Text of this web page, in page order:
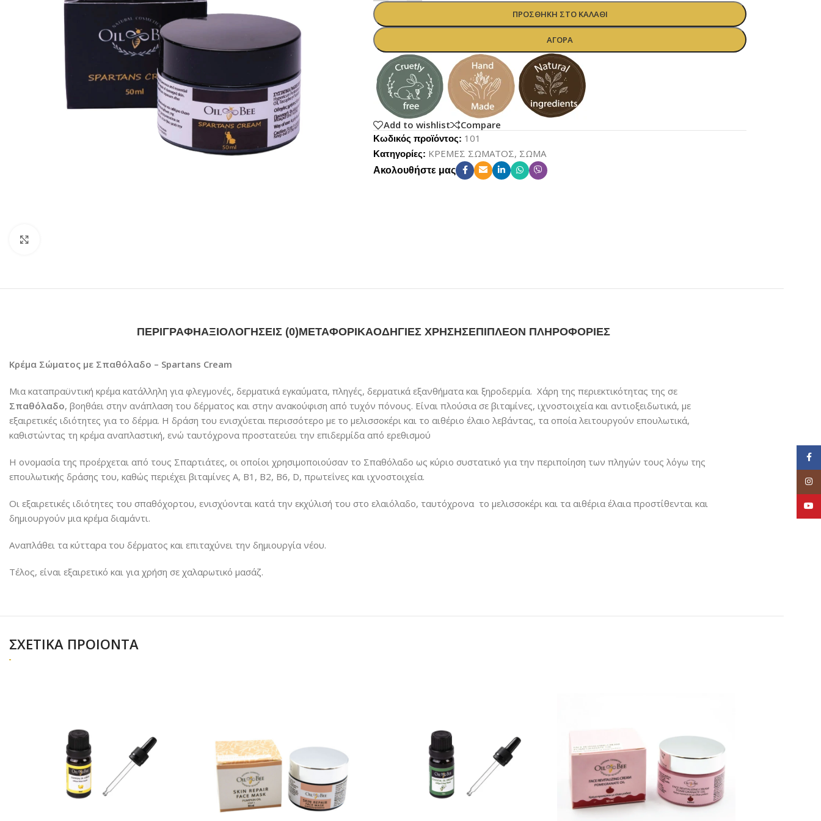
ΠΡΟΣΘΉΚΗ ΣΤΟ ΚΑΛΆΘΙ
ΑΓΟΡΆ
Add to wishlist Compare
Κωδικός προϊόντος: 101
Κατηγορίες: ΚΡΕΜΕΣ ΣΩΜΑΤΟΣ, ΣΩΜΑ
Ακολουθήστε μας
ΠΕΡΙΓΡΑΦΉΑΞΙΟΛΟΓΉΣΕΙΣ (0)ΜΕΤΑΦΟΡΙΚΆΟΔΗΓΊΕΣ ΧΡΉΣΗΣΕΠΙΠΛΕΟΝ ΠΛΗΡΟΦΟΡΙΕΣ
Κρέμα Σώματος με Σπαθόλαδο – Spartans Cream
Μια καταπραϋντική κρέμα κατάλληλη για φλεγμονές, δερματικά εγκαύματα, πληγές, δερματικά εξανθήματα και ξηροδερμία. Χάρη της περιεκτικότητας της σε
Σπαθόλαδο, βοηθάει στην ανάπλαση του δέρματος και στην ανακούφιση από τυχόν πόνους. Είναι πλούσια σε βιταμίνες, ιχνοστοιχεία και αντιοξειδωτικά, με
εξαιρετικές ιδιότητες για το δέρμα. Η δράση του ενισχύεται περισσότερο με το μελισσοκέρι και το αιθέριο έλαιο λεβάντας, τα οποία λειτουργούν επουλωτικά,
καθιστώντας τη κρέμα αναπλαστική, ενώ ταυτόχρονα προστατεύει την επιδερμίδα από ερεθισμού
Η ονομασία της προέρχεται από τους Σπαρτιάτες, οι οποίοι χρησιμοποιούσαν το Σπαθόλαδο ως κύριο συστατικό για την περιποίηση των πληγών τους λόγω της
επουλωτικής δράσης του, καθώς περιέχει βιταμίνες Α, Β1, Β2, Β6, D, πρωτεΐνες και ιχνοστοιχεία.
Οι εξαιρετικές ιδιότητες του σπαθόχορτου, ενισχύονται κατά την εκχύλισή του στο ελαιόλαδο, ταυτόχρονα το μελισσοκέρι και τα αιθέρια έλαια προστίθενται και
δημιουργούν μια κρέμα διαμάντι.
Αναπλάθει τα κύτταρα του δέρματος και επιταχύνει την δημιουργία νέου.
Τέλος, είναι εξαιρετικό και για χρήση σε χαλαρωτικό μασάζ.
ΣΧΕΤΙΚΑ ΠΡΟΙΟΝΤΑ